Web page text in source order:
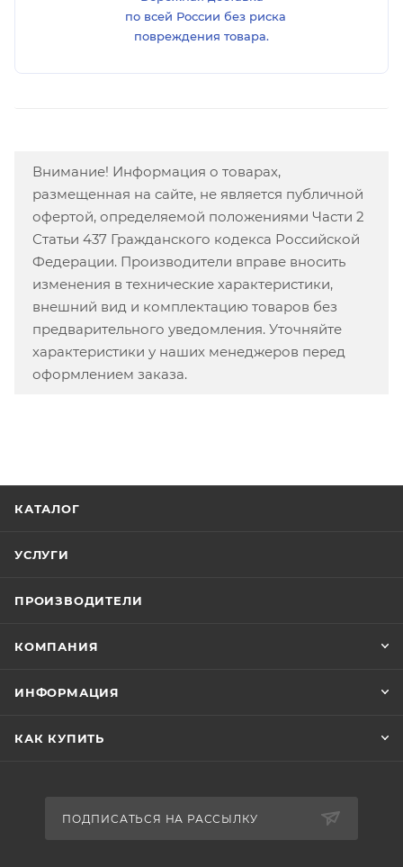
по всей России без риска
повреждения товара.
Внимание! Информация о товарах,
размещенная на сайте, не является публичной
офертой, определяемой положениями Части 2
Статьи 437 Гражданского кодекса Российской
Федерации. Производители вправе вносить
изменения в технические характеристики,
внешний вид и комплектацию товаров без
предварительного уведомления. Уточняйте
характеристики у наших менеджеров перед
оформлением заказа.
КАТАЛОГ
УСЛУГИ
ПРОИЗВОДИТЕЛИ
КОМПАНИЯ
ИНФОРМАЦИЯ
КАК КУПИТЬ
ПОДПИСАТЬСЯ НА РАССЫЛКУ